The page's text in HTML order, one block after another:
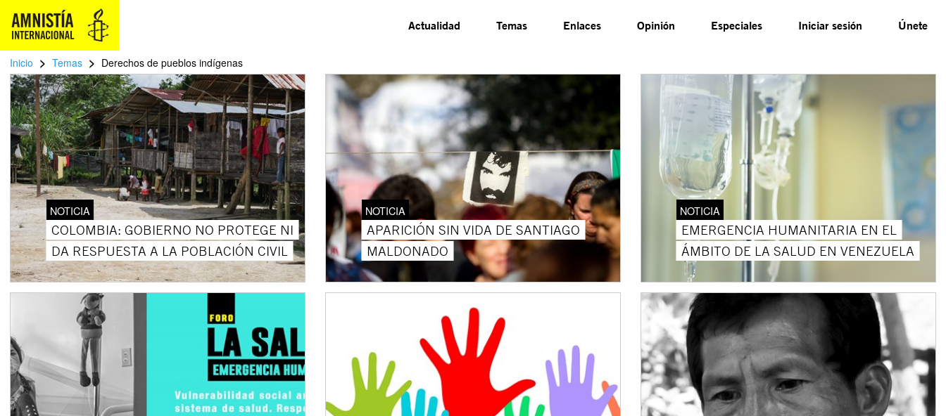
Actualidad Temas Enlaces Opinión Especiales Iniciar sesión Únete
Inicio > Temas > Derechos de pueblos indígenas
NOTICIA
COLOMBIA: GOBIERNO NO PROTEGE NI
DA RESPUESTA A LA POBLACIÓN CIVIL
NOTICIA
APARICIÓN SIN VIDA DE SANTIAGO
MALDONADO
NOTICIA
EMERGENCIA HUMANITARIA EN EL
ÁMBITO DE LA SALUD EN VENEZUELA